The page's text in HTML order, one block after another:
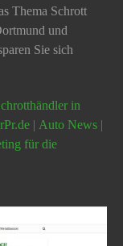
Thema Schrott
und
Sie sich
in
| Auto News |
für die